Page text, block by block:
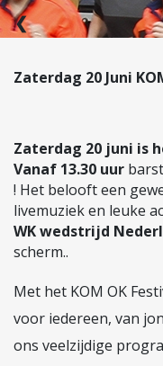
15 t/
❮
Zaterdag 20 Juni
Zaterdag 20 juni is
Vanaf 13.30 uur
! Het belooft een
livemuziek en leuke
WK wedstrijd
scherm..
Met het KOM OK
voor iedereen, van
ons veelzijdige